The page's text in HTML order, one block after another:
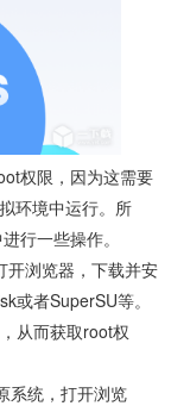
权限，因为这需要
环境中运行。所
行一些操作。
开浏览器，下载并安
或者SuperSU等。
从而获取root权
系统，打开浏览